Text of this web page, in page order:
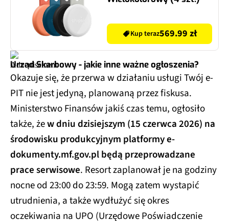
Kup teraz569.99 zł
Urząd Skarbowy - jakie inne ważne ogłoszenia?
Okazuje się, że przerwa w działaniu usługi Twój e-
PIT nie jest jedyną, planowaną przez fiskusa.
Ministerstwo Finansów jakiś czas temu, ogłosiło
także, żew dniu dzisiejszym (15 czerwca 2026) na
środowisku produkcyjnym platformy e-
dokumenty.mf.gov.pl będą przeprowadzane
prace serwisowe. Resort zaplanował je na godziny
nocne od 23:00 do 23:59. Mogą zatem wystapić
utrudnienia, a także wydłużyć się okres
oczekiwania na UPO (Urzędowe Poświadczenie